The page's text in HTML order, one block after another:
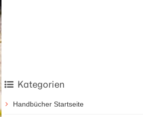
Kategorien
Handbücher Startseite